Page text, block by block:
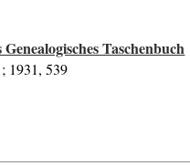
Genealogisches Taschenbuch
1931, 539